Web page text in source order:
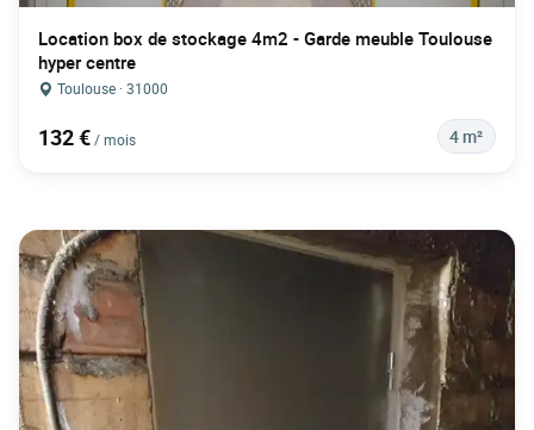
Location box de stockage 4m2 - Garde meuble Toulouse
hyper centre
Toulouse · 31000
132 €/ mois 4 m²